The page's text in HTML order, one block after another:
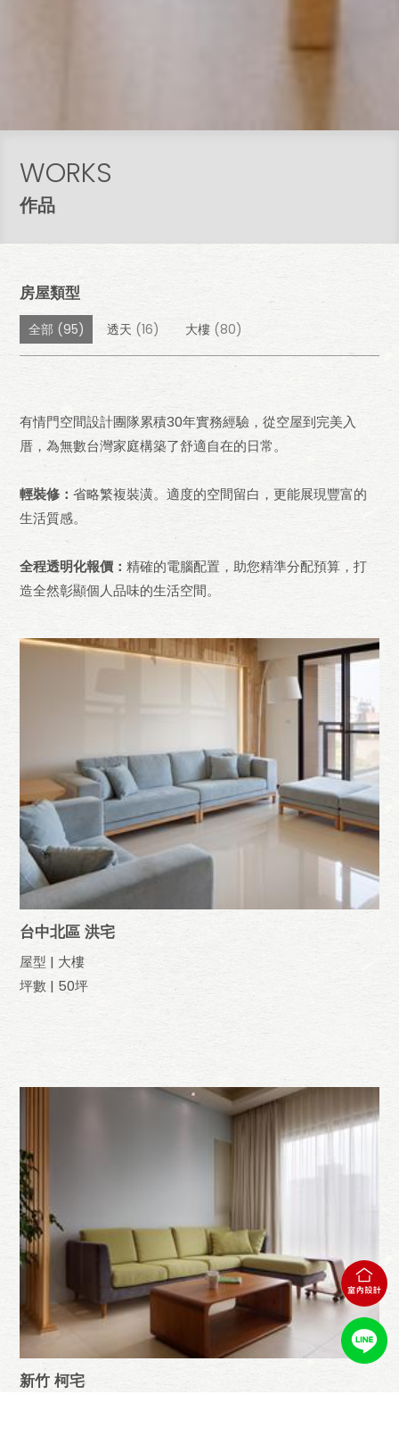
WORKS
作品
房屋類型
全部 (95) 透天 (16) 大樓 (80)
有情門空間設計團隊累積30年實務經驗，從空屋到完美入
厝，為無數台灣家庭構築了舒適自在的日常。
輕裝修：省略繁複裝潢。適度的空間留白，更能展現豐富的
生活質感。
全程透明化報價：精確的電腦配置，助您精準分配預算，打
造全然彰顯個人品味的生活空間。
台中北區 洪宅
屋型 | 大樓
坪數 | 50坪
新竹 柯宅